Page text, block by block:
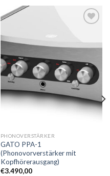
PHONOVERSTÄRKER
GATO PPA-1
(Phonovorverstärker mit
Kopfhörerausgang)
€3.490,00